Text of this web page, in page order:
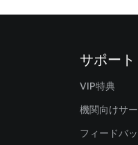
サポート
VIP特典
機関向けサ
フィードバ